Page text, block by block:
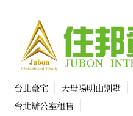
台北豪宅 天母陽明山別墅
台北辦公室租售